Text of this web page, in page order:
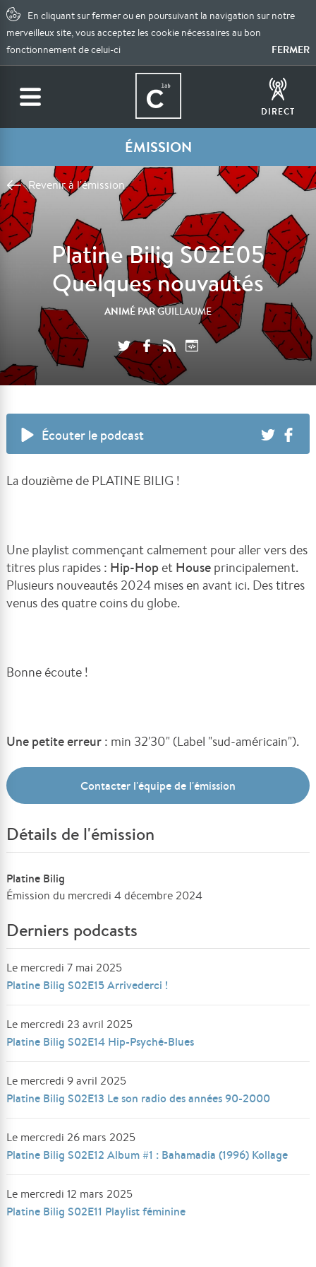
En cliquant sur fermer ou en poursuivant la navigation sur notre
merveilleux site, vous acceptez les cookie nécessaires au bon
fonctionnement de celui-ci
FERMER
DIRECT
ÉMISSION
Revenir à l'émission
Platine Bilig S02E05
Quelques nouvautés
ANIMÉ PARGUILLAUME
Écouter le podcast
La douzième de PLATINE BILIG !
Une playlist commençant calmement pour aller vers des
titres plus rapides : Hip-Hop et House principalement.
Plusieurs nouveautés 2024 mises en avant ici. Des titres
venus des quatre coins du globe.
Bonne écoute !
Une petite erreur : min 32'30" (Label "sud-américain").
Contacter l'équipe de l'émission
Détails de l'émission
Platine Bilig
Émission du mercredi 4 décembre 2024
Derniers podcasts
Le mercredi 7 mai 2025
Platine Bilig S02E15 Arrivederci !
Le mercredi 23 avril 2025
Platine Bilig S02E14 Hip-Psyché-Blues
Le mercredi 9 avril 2025
Platine Bilig S02E13 Le son radio des années 90-2000
Le mercredi 26 mars 2025
Platine Bilig S02E12 Album #1 : Bahamadia (1996) Kollage
Le mercredi 12 mars 2025
Platine Bilig S02E11 Playlist féminine